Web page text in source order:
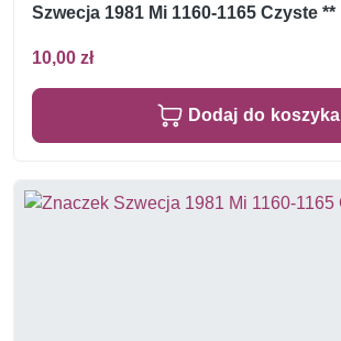
Szwecja 1981 Mi 1160-1165 Czyste **
10,00 zł
Dodaj do koszyka